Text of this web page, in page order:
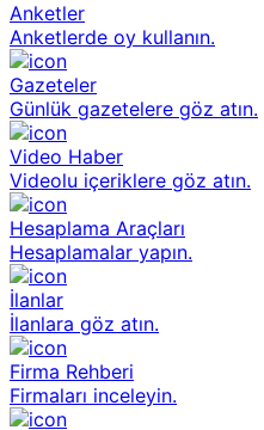
Anketler
Anketlerde oy kullanın.
Gazeteler
Günlük gazetelere göz atın.
Video Haber
Videolu içeriklere göz atın.
Hesaplama Araçları
Hesaplamalar yapın.
İlanlar
İlanlara göz atın.
Firma Rehberi
Firmaları inceleyin.